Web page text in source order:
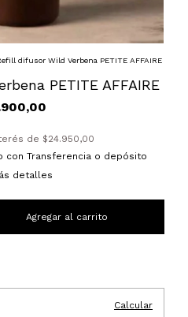
difusor Wild Verbena PETITE AFFAIRE
PETITE AFFAIRE
de $24.950,00
con Transferencia o depósito
detalles
Calcular